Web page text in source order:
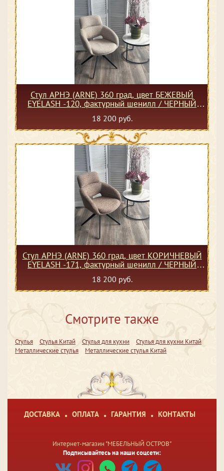
Стул АРНЭ (ARNE) 360 град, цвет БЕЖЕВЫЙ
EYELASH -120, фактурный шенилл / ЧЕРНЫЙ
каркас, ®DISAUR
18 200 руб.
Стул АРНЭ (ARNE) 360 град, цвет КОРИЧНЕВЫЙ
EYELASH -171, фактурный шенилл / ЧЕРНЫЙ
каркас, ®DISAUR
18 200 руб.
Смотрите также
Стулья Стулья Китай Стулья для кухни
Стулья для кухни Китай
Металлические стулья
Металлические стулья Китай
ДОСТАВКА ОПЛАТА ГАРАНТИЯ КОНТАКТЫ
Интернет-магазин "МЕБЕЛЬНЫЙ ОСТРОВ"
Подписывайтесь на наши соцсети: